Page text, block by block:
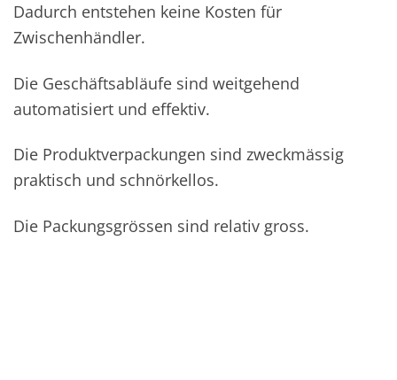
Dadurch entstehen keine Kosten für
Zwischenhändler.
Die Geschäftsabläufe sind weitgehend
automatisiert und effektiv.
Die Produktverpackungen sind zweckmässig
praktisch und schnörkellos.
Die Packungsgrössen sind relativ gross.